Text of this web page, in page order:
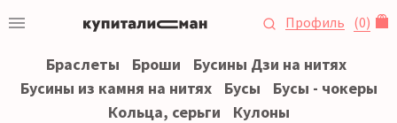
Профиль (0)
Браслеты Броши
Бусины Дзи на нитях
Бусины из камня на нитях
Бусы
Бусы - чокеры
Кольца, серьги
Кулоны